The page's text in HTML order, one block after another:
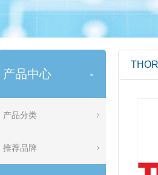
产品中心 -
产品分类
推荐品牌